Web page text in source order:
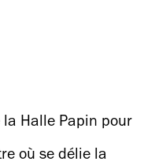
Halle Papin pour
où se délie la